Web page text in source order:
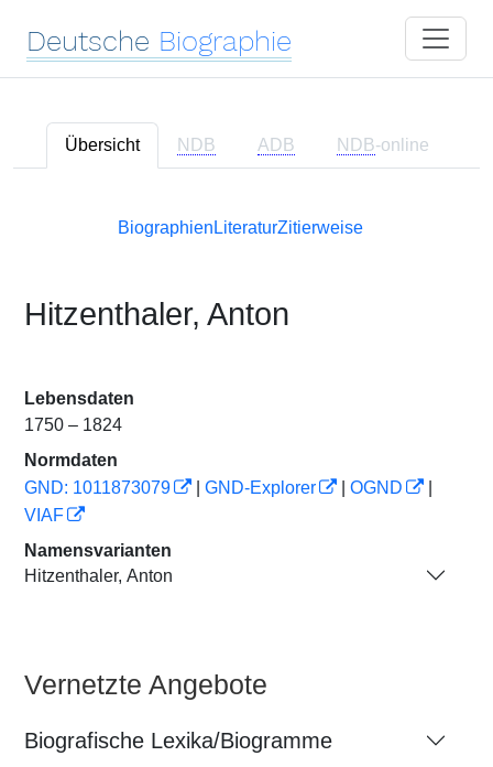
Deutsche Biographie
Übersicht NDB ADB NDB-online
Biographien LiteraturZitierweise
Hitzenthaler, Anton
Lebensdaten
1750 – 1824
Normdaten
GND: 1011873079
GND-Explorer OGND
VIAF
Namensvarianten
Hitzenthaler, Anton
Vernetzte Angebote
Biografische Lexika/Biogramme